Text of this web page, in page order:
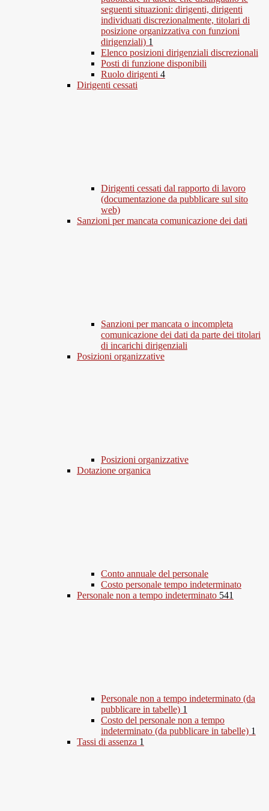
seguenti situazioni: dirigenti, dirigenti
individuati discrezionalmente, titolari di
posizione organizzativa con funzioni
dirigenziali) 1
Elenco posizioni dirigenziali discrezionali
Posti di funzione disponibili
Ruolo dirigenti 4
Dirigenti cessati
Dirigenti cessati dal rapporto di lavoro
(documentazione da pubblicare sul sito
web)
Sanzioni per mancata comunicazione dei dati
Sanzioni per mancata o incompleta
comunicazione dei dati da parte dei titolari
di incarichi dirigenziali
Posizioni organizzative
Posizioni organizzative
Dotazione organica
Conto annuale del personale
Costo personale tempo indeterminato
Personale non a tempo indeterminato 541
Personale non a tempo indeterminato (da
pubblicare in tabelle) 1
Costo del personale non a tempo
indeterminato (da pubblicare in tabelle) 1
Tassi di assenza 1